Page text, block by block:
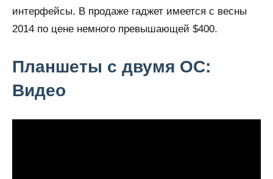
интерфейсы. В продаже гаджет имеется с весны
2014 по цене немного превышающей $400.
Планшеты с двумя ОС:
Видео